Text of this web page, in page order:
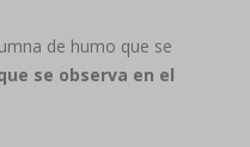
de humo que se
se observa en el